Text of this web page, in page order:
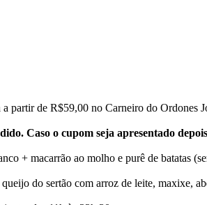
partir de R$59,00 no Carneiro do Ordones
Caso o cupom seja apresentado
+ macarrão ao molho e purê de batatas
do sertão com arroz de leite, maxixe,